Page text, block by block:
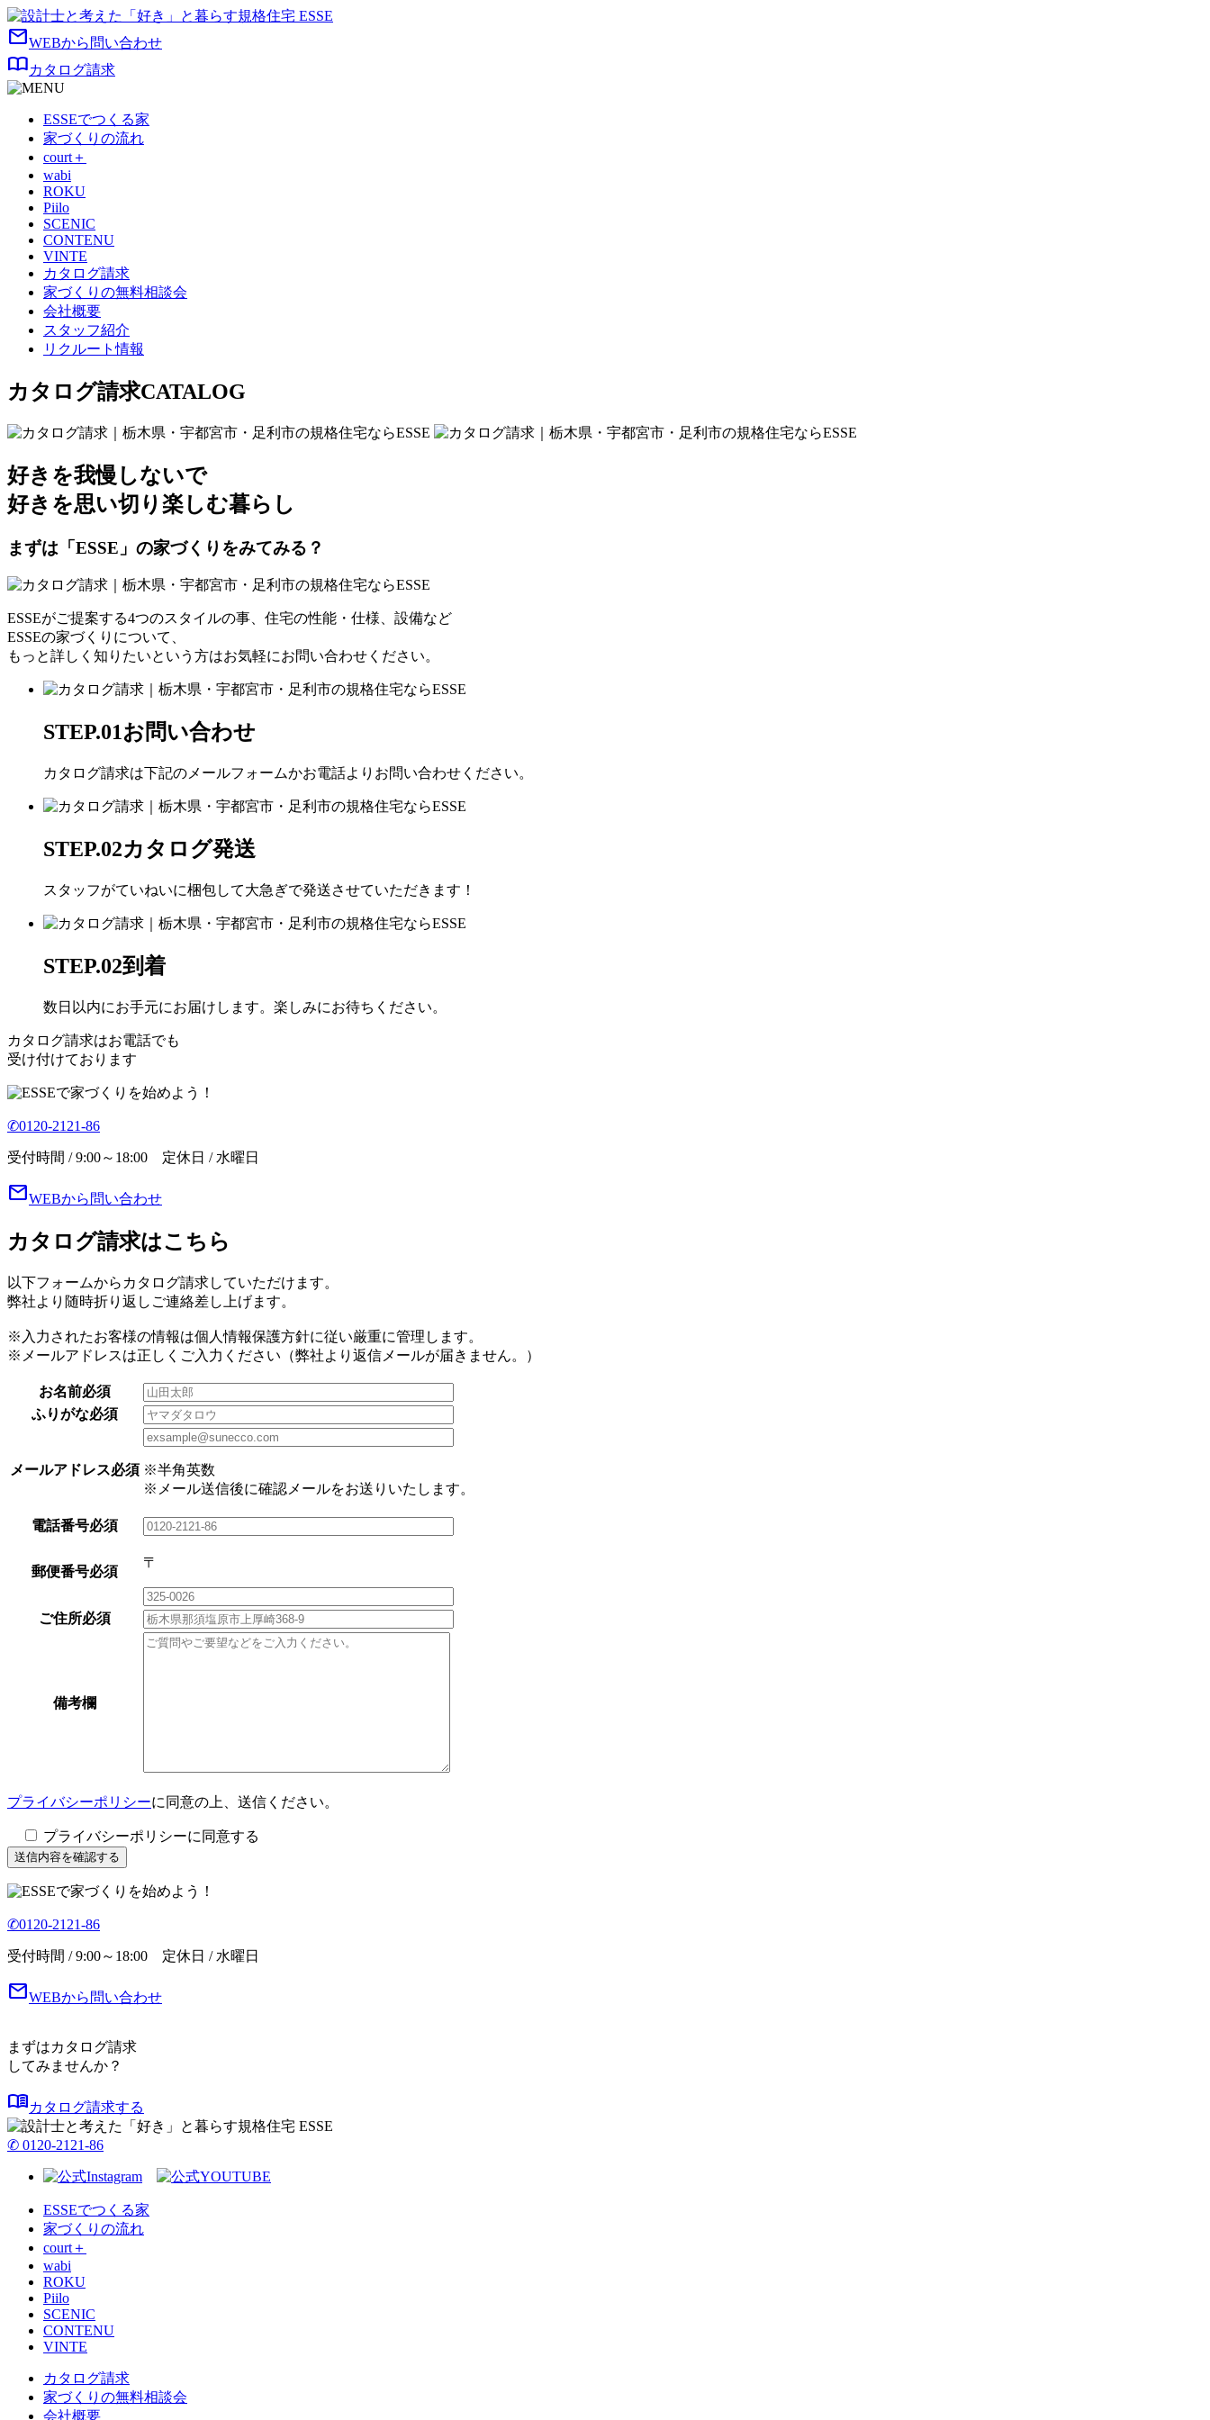
mailWEBから問い合わせ
import_contactsカタログ請求
ESSEでつくる家
家づくりの流れ
court＋
wabi
ROKU
Piilo
SCENIC
CONTENU
VINTE
カタログ請求
家づくりの無料相談会
会社概要
スタッフ紹介
リクルート情報
カタログ請求CATALOG
好き を我慢しないで
好き を思い切り楽しむ暮らし
まずは「ESSE」の家づくりをみてみる？
ESSEがご提案する4つのスタイルの事、住宅の性能・仕様、設備など
ESSEの家づくりについて、
もっと詳しく知りたいという方はお気軽にお問い合わせください。
STEP.01お問い合わせ
カタログ請求は下記のメールフォームかお電話よりお問い合わせください。
STEP.02カタログ発送
スタッフがていねいに梱包して大急ぎで発送させていただきます！
STEP.02到着
数日以内にお手元にお届けします。楽しみにお待ちください。
カタログ請求はお電話でも
受け付けております
で家づくりを始めよう！
✆0120-2121-86
受付時間 / 9:00～18:00 定休日 / 水曜日
mailWEBから問い合わせ
カタログ請求はこちら
以下フォームからカタログ請求していただけます。
弊社より随時折り返しご連絡差し上げます。
※入力されたお客様の情報は個人情報保護方針に従い厳重に管理します。
※メールアドレスは正しくご入力ください（弊社より返信メールが届きません。）
お名前必須
ふりがな必須
メールアドレス必須 ※半角英数
※メール送信後に確認メールをお送りいたします。
電話番号必須
郵便番号必須
〒
ご住所必須
備考欄
プライバシーポリシーに同意の上、送信ください。
プライバシーポリシーに同意する
で家づくりを始めよう！
✆0120-2121-86
受付時間 / 9:00～18:00 定休日 / 水曜日
mailWEBから問い合わせ
まずはカタログ請求
してみませんか？
menu_bookカタログ請求する
✆ 0120-2121-86
ESSEでつくる家
家づくりの流れ
court＋
wabi
ROKU
Piilo
SCENIC
CONTENU
VINTE
カタログ請求
家づくりの無料相談会
会社概要